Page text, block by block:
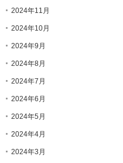
2024年11月
2024年10月
2024年9月
2024年8月
2024年7月
2024年6月
2024年5月
2024年4月
2024年3月